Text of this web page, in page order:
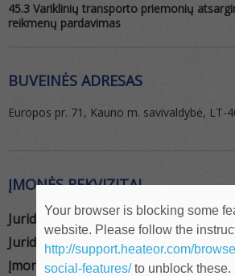
45.3 Variklinių transporto priemonių
reikmenų pardavimas
BUVEINĖS ADRESAS
Europos pr. 71, Kauno m. savivaldybė, LT-
ĮMONĖS REKVIZITAI
Juridinio asmens pavadinimas:Ratai
Juridinio asmens tipas:MB
Įmonės kodas:135443483
Your browser is blocking some
website. Please follow the
http://support.heateor.com/
social-features/to unblock these.